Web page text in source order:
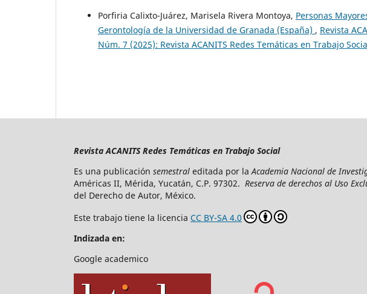
Porfiria Calixto-Juárez, Marisela Rivera Montoya, Personas
Gerontología de la Universidad de Granada (España) , Revista
Núm. 7 (2025): Revista ACANITS Redes Temáticas en Trabajo
Revista ACANITS Redes Temáticas en Trabajo Social
Es una publicación semestral editada por la Academia Nacional de
Américas II, Mérida, Yucatán, C.P. 97302. Reserva de derechos al Uso
del Derecho de Autor, México.
Este trabajo tiene la licencia CC BY-SA 4.0
Indizada en:
Google academico